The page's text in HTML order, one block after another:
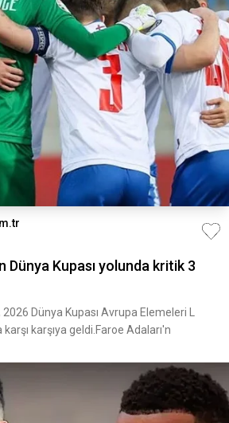
Dünya Kupası yolunda kritik 3
2026 Dünya Kupası Avrupa Elemeleri L
karşıya geldi.Faroe Adaları'n